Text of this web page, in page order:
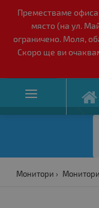
Преместваме
място (на ул.
ограничено. Моля,
Скоро ще ви
Монитори